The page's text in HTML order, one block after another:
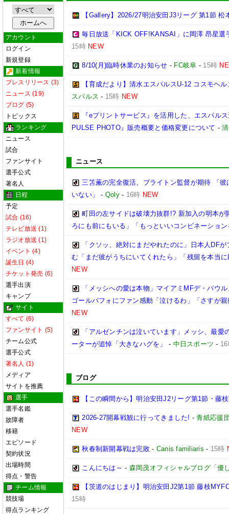
アカウント
ログイン
新規登録
新着情報
プレスリリース (3)
ニュース (19)
ブログ (5)
トピックス
ランキング
ニュース
試合
ファンサイト
選手公式
著名人
日程
予定
試合 (16)
テレビ放送 (1)
ラジオ放送 (1)
イベント (4)
誕生日 (4)
チケット発売 (6)
選手出演
キャンプ
サイト
すべて (6)
ファンサイト (5)
チーム公式
選手公式
著名人 (1)
メディア
サイトを推薦
選手
選手名鑑
故障者
移籍
エピソード
契約状況
出場時間
得点・警告
チーム情報
競技場
得点ランキング
【Gallery】2026/27明治安田J3リーグ 第1節 松
毎日放送「KICK OFF!KANSAI」に岡澤 昂星選
15時 NEW
8/10(月)臨時休業のお知らせ - FC岐阜 - 15時
【育成だより】清水エスパルスU-12 コスモヘ
スパルス - 15時 NEW
『eプリントサービス』を活用した、エスパル
PULSE PHOTO』販売概要と価格変更について -
ニュース
三笘薫の完全復活、ブライトン監督が期待 「
いない」
- Qoly- 16時 NEW
町田の左サイドは破壊力抜群!? 新加入の明本
ろにも前にもいる」「もっといいコンビネーショ
「クソッ、絶対にまだやれたのに」日本人DF
む「まだ彼がうちにいてくれたら」「残留を本当
NEW
「メッシへの愛は本物」マイアミMFデ・パウ
ゴールパフォにファン感動「泣けるわ」「さすが
NEW
「アルゼンチンは泣いています」メッシ、最
ーターが追悼「大きなハグを」
- 中日スポーツ -
ブログ
【この瞬間から】明治安田J2リーグ第1節・藤
2026-27開幕戦観に行ってきました! -青紙応援
NEW
秋春制新開幕戦は完敗- Canis familiaris - 15時
こんにちは～ - 森岡茂オフィシャルブログ「優
【茨道のはじまり】明治安田J2第1節 藤枝
15時